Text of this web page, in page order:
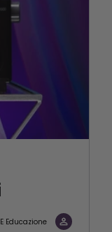
Educazione